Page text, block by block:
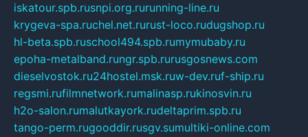
iskatour.spb.rusnpi.org.rurunning-line.ru
krygeva-spa.ruchel.net.rurust-loco.rudugshop.ru
hl-beta.spb.ruschool494.spb.rumymubaby.ru
epoha-metalband.rungr.spb.rurusgosnews.com
dieselvostok.ru24hostel.msk.ruw-dev.ruf-ship.ru
regsmi.rufilmnetwork.rumalinasp.rukinosvin.ru
h2o-salon.rumalutkayork.rudeltaprim.spb.ru
tango-perm.rugooddir.rusgv.sumultiki-online.com